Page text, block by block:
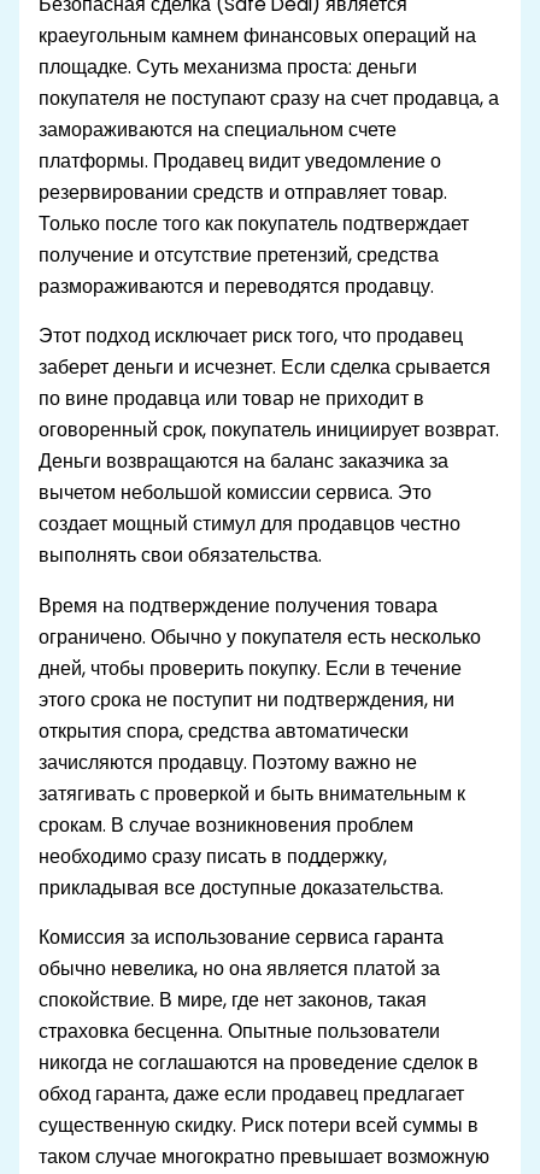
краеугольным камнем финансовых операций на
площадке. Суть механизма проста: деньги
покупателя не поступают сразу на счет продавца, а
замораживаются на специальном счете
платформы. Продавец видит уведомление о
резервировании средств и отправляет товар.
Только после того как покупатель подтверждает
получение и отсутствие претензий, средства
размораживаются и переводятся продавцу.
Этот подход исключает риск того, что продавец
заберет деньги и исчезнет. Если сделка срывается
по вине продавца или товар не приходит в
оговоренный срок, покупатель инициирует возврат.
Деньги возвращаются на баланс заказчика за
вычетом небольшой комиссии сервиса. Это
создает мощный стимул для продавцов честно
выполнять свои обязательства.
Время на подтверждение получения товара
ограничено. Обычно у покупателя есть несколько
дней, чтобы проверить покупку. Если в течение
этого срока не поступит ни подтверждения, ни
открытия спора, средства автоматически
зачисляются продавцу. Поэтому важно не
затягивать с проверкой и быть внимательным к
срокам. В случае возникновения проблем
необходимо сразу писать в поддержку,
прикладывая все доступные доказательства.
Комиссия за использование сервиса гаранта
обычно невелика, но она является платой за
спокойствие. В мире, где нет законов, такая
страховка бесценна. Опытные пользователи
никогда не соглашаются на проведение сделок в
обход гаранта, даже если продавец предлагает
существенную скидку. Риск потери всей суммы в
таком случае многократно превышает возможную